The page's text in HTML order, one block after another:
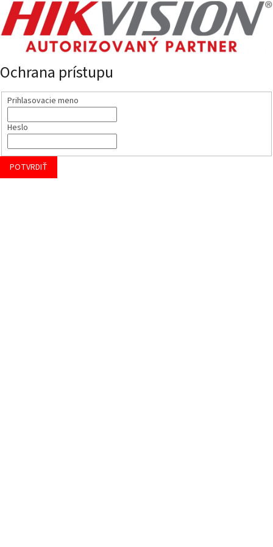
Ochrana prístupu
Prihlasovacie meno
Heslo
POTVRDIŤ